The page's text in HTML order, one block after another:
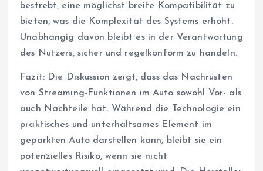
bestrebt, eine möglichst breite Kompatibilität zu
bieten, was die Komplexität des Systems erhöht.
Unabhängig davon bleibt es in der Verantwortung
des Nutzers, sicher und regelkonform zu handeln.
Fazit: Die Diskussion zeigt, dass das Nachrüsten
von Streaming-Funktionen im Auto sowohl Vor- als
auch Nachteile hat. Während die Technologie ein
praktisches und unterhaltsames Element im
geparkten Auto darstellen kann, bleibt sie ein
potenzielles Risiko, wenn sie nicht